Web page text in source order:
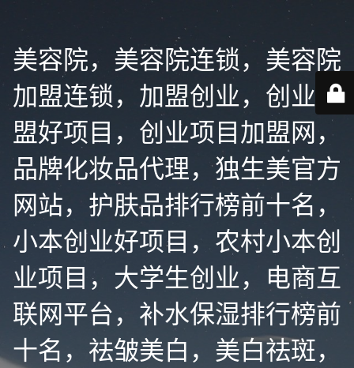
美容院，美容院连锁，美容院
加盟连锁，加盟创业，创业加
盟好项目，创业项目加盟网，
品牌化妆品代理，独生美官方
网站，护肤品排行榜前十名，
小本创业好项目，农村小本创
业项目，大学生创业，电商互
联网平台，补水保湿排行榜前
十名，祛皱美白，美白祛斑，